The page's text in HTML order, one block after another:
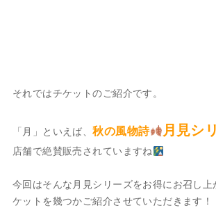
それではチケットのご紹介です。
「月」といえば、秋の風物詩 月見シ
店舗で絶賛販売されていますね
今回はそんな月見シリーズをお得にお召し上
ケットを幾つかご紹介させていただきます！